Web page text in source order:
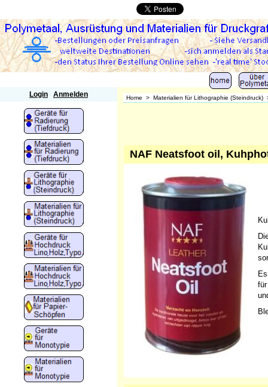
Login Anmelden Home > Materialien für Lithographie (Steindruck)
NAF Neatsfoot oil,